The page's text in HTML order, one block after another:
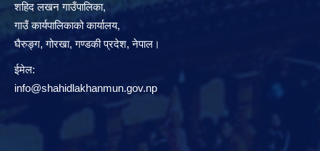
शहिद लखन गाउँपालिका,
गाउँ कार्यपालिकाको कार्यालय,
घैरुङ्ग, गोरखा, गण्डकी प्रदेश, नेपाल।
ईमेल:
info@shahidlakhanmun.gov.np